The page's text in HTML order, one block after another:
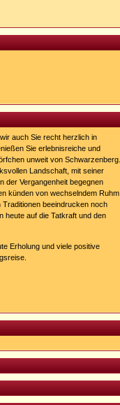
auch Sie recht herzlich in
Sie erlebnisreiche und
unweit von Schwarzenberg.
Landschaft, mit seiner
der Vergangenheit begegnen
künden von wechselndem Ruhm.
beeindrucken noch
heute auf die Tatkraft und den
Erholung und viele positive